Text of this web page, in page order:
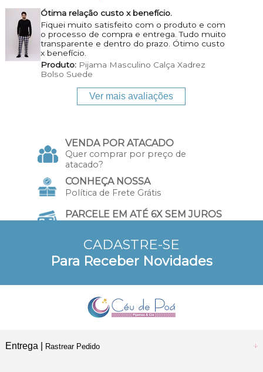
Ótima relação custo x benefício.
Fiquei muito satisfeito com o produto e com
o processo de compra e entrega. Tudo muito
transparente e dentro do prazo. Ótimo custo
x benefício.
Produto:Pijama Masculino Calça Xadrez
Bolso Suede
Ver mais avaliações
VENDA POR ATACADO
Quer comprar por preço de
atacado?
CONHEÇA NOSSA
Política de Frete Grátis
PARCELE EM ATÉ 6X SEM JUROS
10% DE DESCONTO
a vista no Pix e Boleto
CADASTRE-SE
Para Receber Novidades
Entrega | Rastrear Pedido